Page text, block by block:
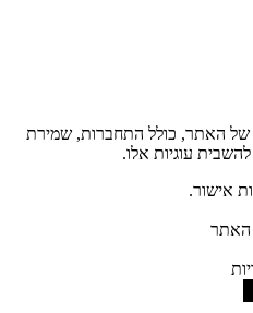
של האתר, כולל התחברות, שמירת
עוגיות אלו.
אישור.
האתר